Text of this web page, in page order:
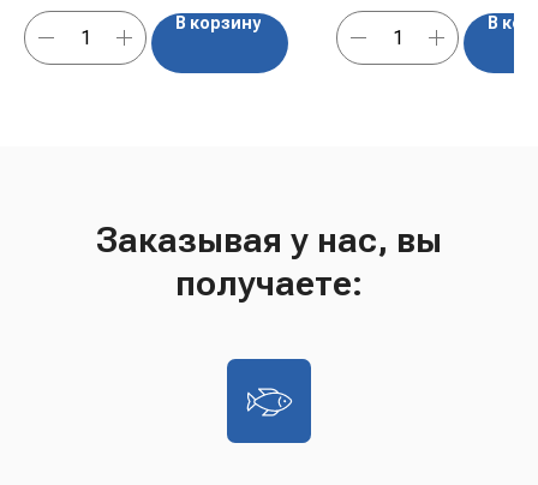
В корзину В
Заказывая у нас, вы
получаете: